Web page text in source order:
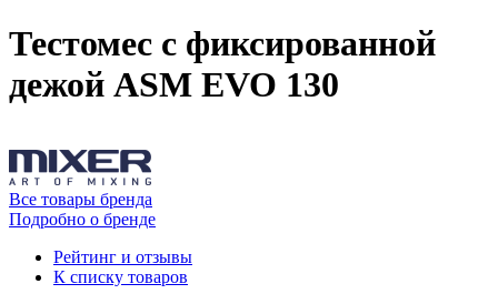
Тестомес с фиксированной
дежой ASM EVO 130
Все товары бренда
Подробно о бренде
Рейтинг и отзывы
К списку товаров